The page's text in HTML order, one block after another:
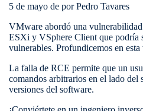
5 de mayo de por Pedro Tavares
VMware abordó una
ESXi y VSphere Client que podría
vulnerables. Profundicemos en
La falla de RCE permite que un
comandos arbitrarios en el lado
versiones del software.